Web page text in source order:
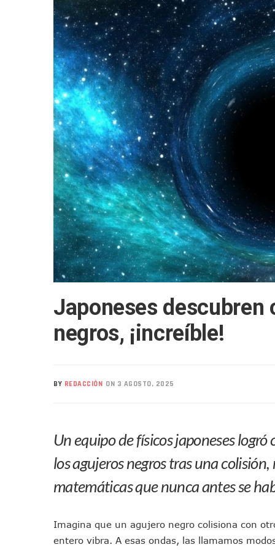
Melissa Madero Exige
Washington Enfrenta Una
Avanza Plan Para Construir
Nuevas Concesiones De
Mueren Cuatro Personas
Bruno Blancas Lleva El
Liberan 180 Crías De
Puerto Vallarta Participa
Ofrecerán Asesoría
Juan Solís E Iris Torres
Realizan Operativo
Arquitecto Luis Munguía
Semana Lluviosa Para
Voces Del Orgullo
Partido Verde Conforma Su
Buques Mexicanos Parten
Nuevo Transporte Eléctrico
En Vallarta, Todos Los
Centro De Autismo Es Un
Lluvias Y Oleaje Elevado
Pancho López; En La Mira
Citan A Siete Integrantes
IMSS Invierte 12.6 MDP
En Abril 2027 Terminarán
Puerto Vallarta Fortalece
Este Viernes, Lemus
Nidos De Lluvia Busca
Japoneses descubren
negros, ¡increíble!
BY REDACCIÓN ON 3 AGOSTO, 2025
Un equipo de físicos japoneses
los agujeros negros tras una
matemáticas que nunca antes se
Imagina que un agujero negro colisiona con
entero vibra. A esas ondas, las llamamos